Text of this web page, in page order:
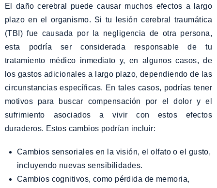
El daño cerebral puede causar muchos efectos a largo
plazo en el organismo. Si tu lesión cerebral traumática
(TBI) fue causada por la negligencia de otra persona,
esta podría ser considerada responsable de tu
tratamiento médico inmediato y, en algunos casos, de
los gastos adicionales a largo plazo, dependiendo de las
circunstancias específicas. En tales casos, podrías tener
motivos para buscar compensación por el dolor y el
sufrimiento asociados a vivir con estos efectos
duraderos. Estos cambios podrían incluir:
Cambios sensoriales en la visión, el olfato o el gusto,
incluyendo nuevas sensibilidades.
Cambios cognitivos, como pérdida de memoria,